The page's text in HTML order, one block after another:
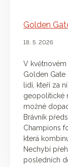
Golden
18. 5. 2026
V
Golden
lidí, kteří za
geopolitické
možné
Brávník
Champions
která
Nechybí
posledních